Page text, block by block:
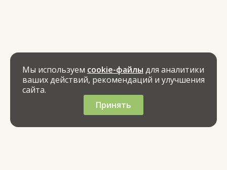
Мы используем cookie-файлы для аналитики
ваших действий, рекомендаций и улучшения
сайта.
Принять